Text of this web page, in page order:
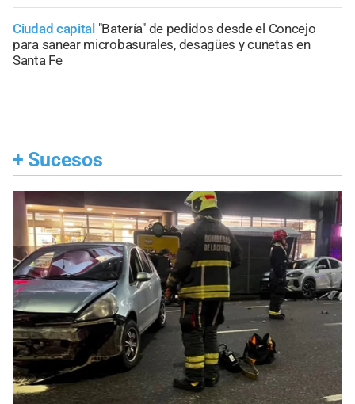
Ciudad capital "Batería" de pedidos desde el Concejo
para sanear microbasurales, desagües y cunetas en
Santa Fe
+ Sucesos